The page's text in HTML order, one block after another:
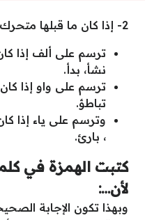
2- إذا كان ما قبلها متحرك:
ترسم على ألف إذا
نشأ، بدأ.
ترسم على واو إذا
تباطؤ.
وترسم على ياء إذا
، بارئ.
كتبت الهمزة في
لأن…:
وبهذا تكون الإجابة